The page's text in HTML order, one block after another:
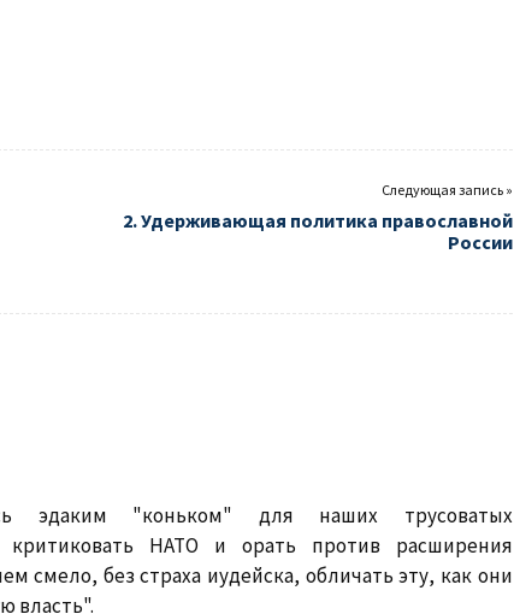
Следующая запись »
2. Удерживающая политика православной
России
эдаким "коньком" для наших трусоватых
критиковать НАТО и орать против расширения
смело, без страха иудейска, обличать эту, как они
власть".